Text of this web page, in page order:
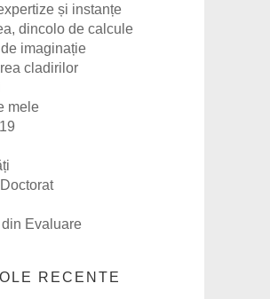
și instanțe
dincolo de calcule
imaginație
cladirilor
mele
Evaluare
RECENTE